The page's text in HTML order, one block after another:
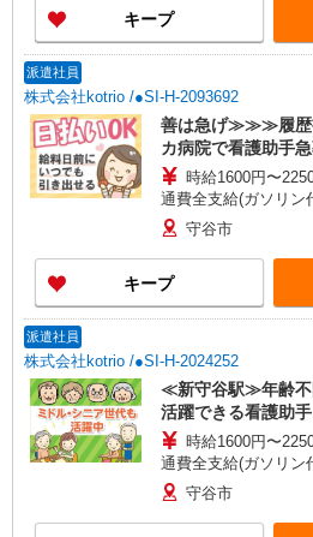
キープ
派遣社員
株式会社kotrio /●SI-H-2093692
善は急げ≫≫≫履歴
カ病院で看護助手
時給1600円〜
通費全支給(ガソリン
守谷市
キープ
派遣社員
株式会社kotrio /●SI-H-2024252
≪新守谷駅≫年齢不
活躍できる看護助手
時給1600円〜
通費全支給(ガソリン
守谷市